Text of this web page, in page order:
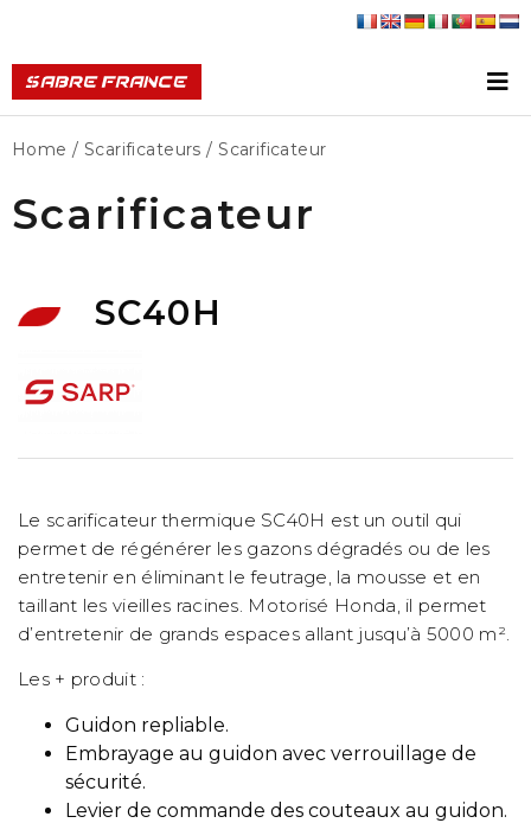
Home / Scarificateurs / Scarificateur
Scarificateur
SC40H
Le scarificateur thermique SC40H est un outil qui
permet de régénérer les gazons dégradés ou de les
entretenir en éliminant le feutrage, la mousse et en
taillant les vieilles racines. Motorisé Honda, il permet
d’entretenir de grands espaces allant jusqu’à 5000 m².
Les + produit :
Guidon repliable.
Embrayage au guidon avec verrouillage de
sécurité.
Levier de commande des couteaux au guidon.